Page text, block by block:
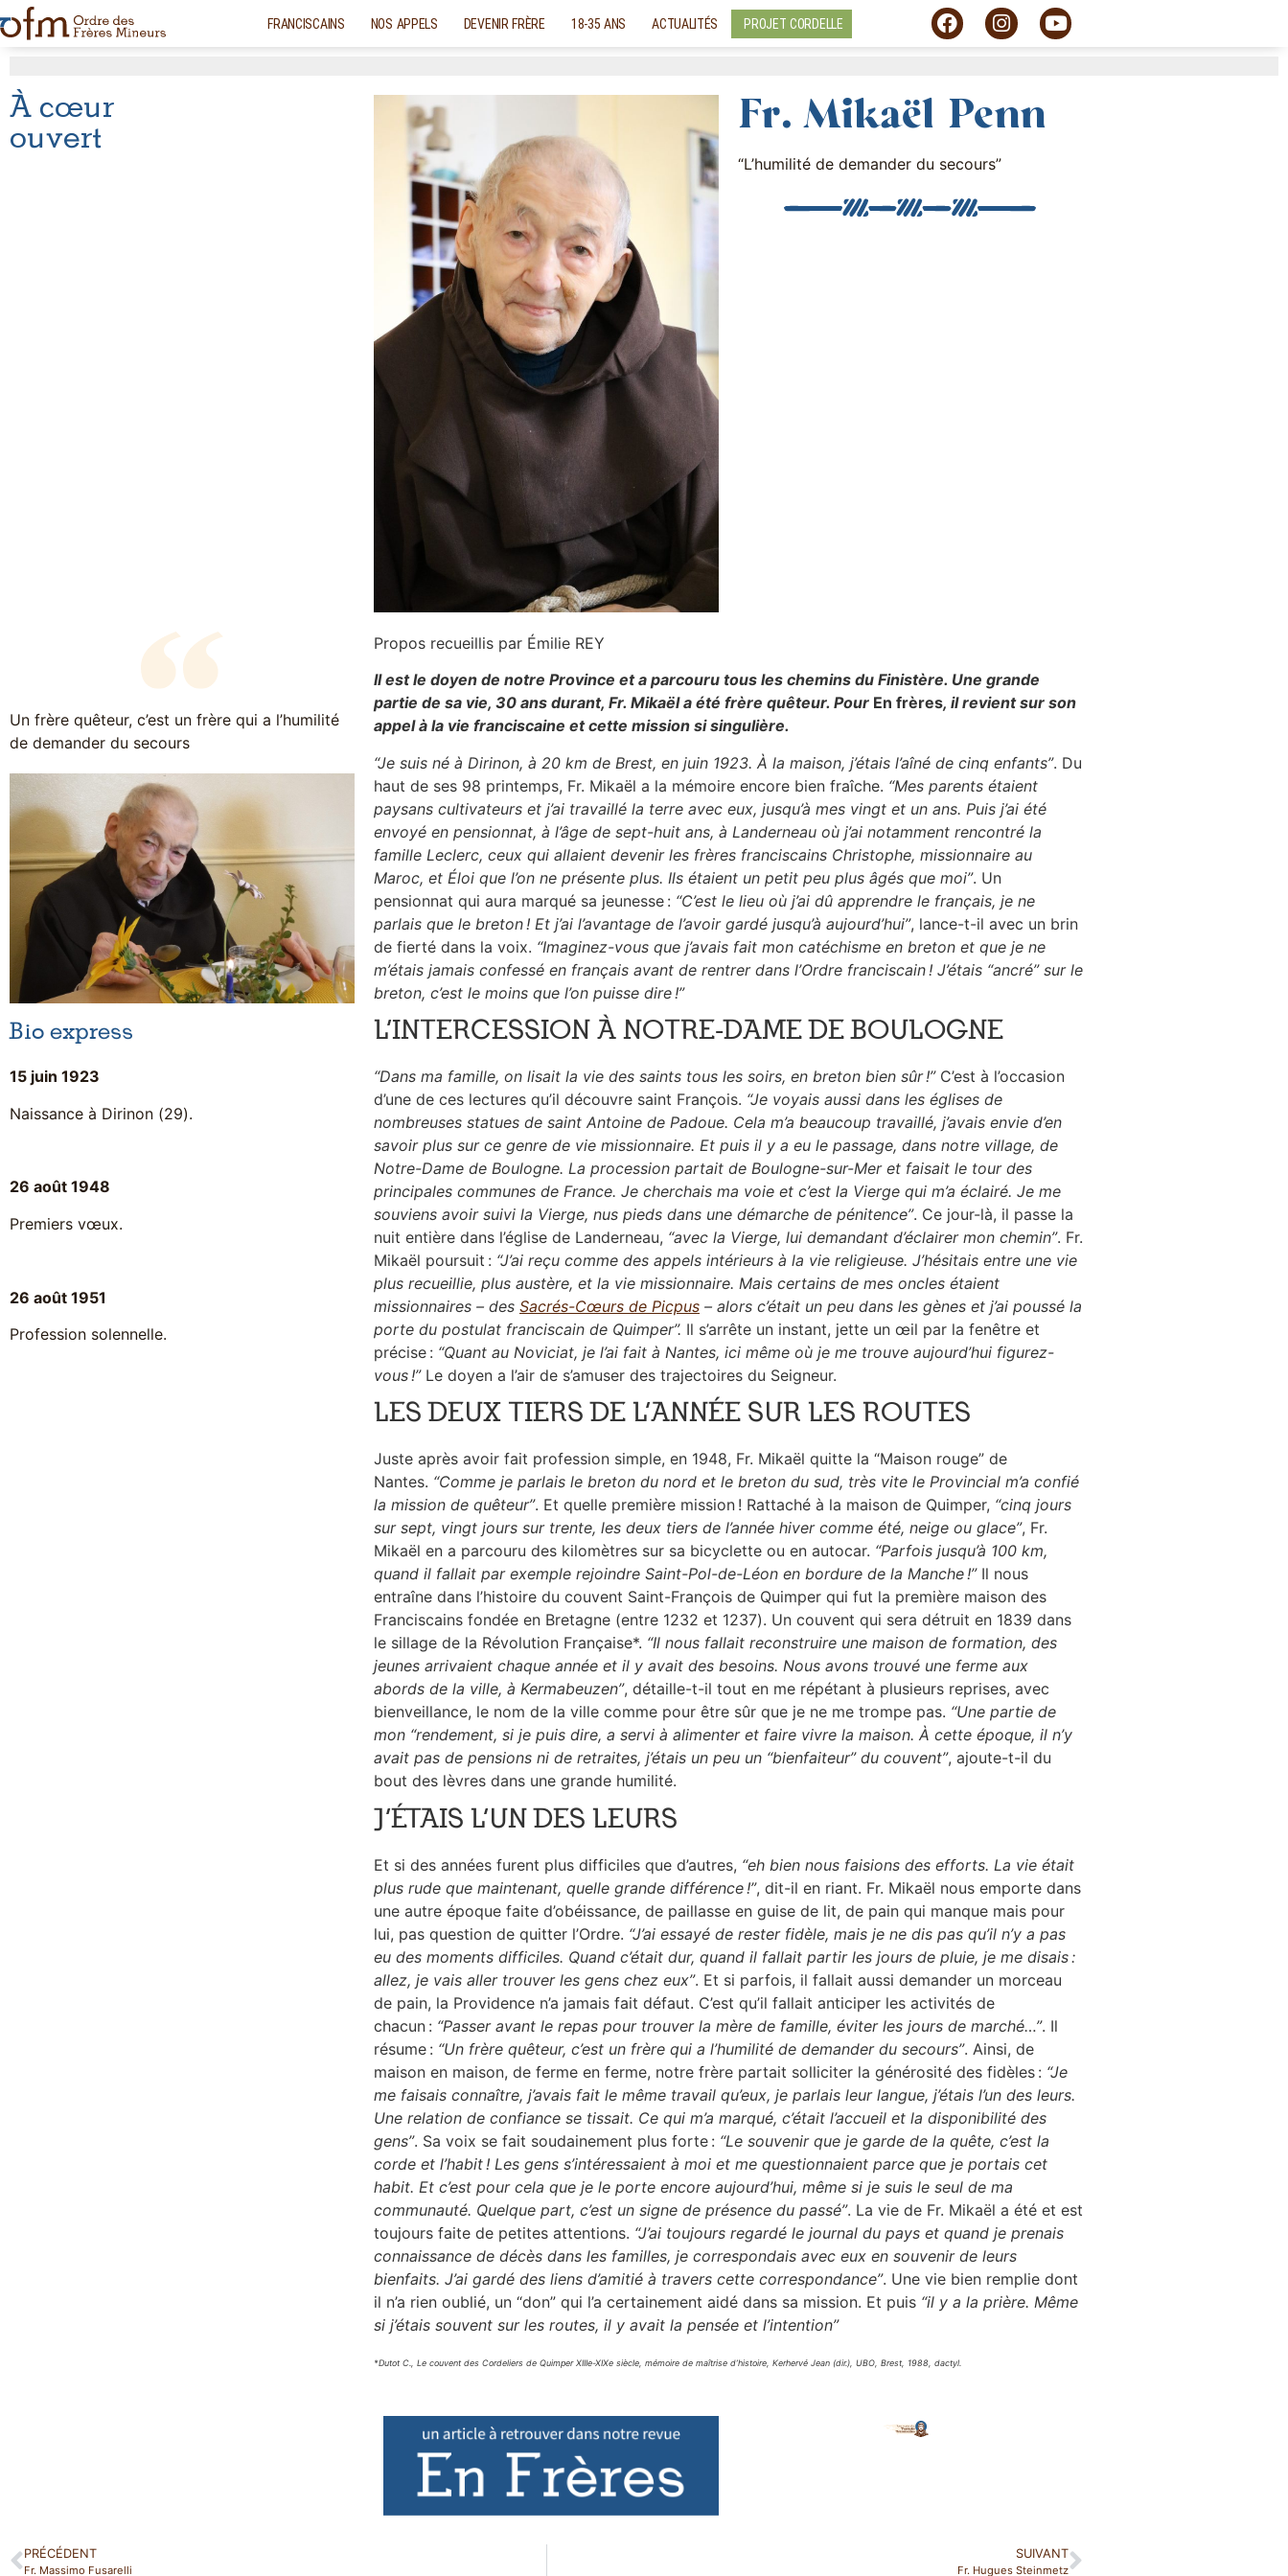
FRANCISCAINS NOS APPELS DEVENIR FRÈRE 18-35 ANS ACTUALITÉS PROJET CORDELLE
À cœur
ouvert
Fr. Mikaël Penn
“L’humilité de demander du secours”
Un frère quêteur, c’est un frère qui a l’humilité
de demander du secours
Bio express
15 juin 1923
Naissance à Dirinon (29).
26 août 1948
Premiers vœux.
26 août 1951
Profession solennelle.
Propos recueillis par Émilie REY
Il est le doyen de notre Province et a parcouru tous les chemins du Finistère. Une grande
partie de sa vie, 30 ans durant, Fr. Mikaël a été frère quêteur. PourEn frères, il revient sur son
appel à la vie franciscaine et cette mission si singulière.
“Je suis né à Dirinon, à 20 km de Brest, en juin 1923. À la maison, j’étais l’aîné de cinq enfants”. Du
haut de ses 98 printemps, Fr. Mikaël a la mémoire encore bien fraîche. “Mes parents étaient
paysans cultivateurs et j’ai travaillé la terre avec eux, jusqu’à mes vingt et un ans. Puis j’ai été
envoyé en pensionnat, à l’âge de sept-huit ans, à Landerneau où j’ai notamment rencontré la
famille Leclerc, ceux qui allaient devenir les frères franciscains Christophe, missionnaire au
Maroc, et Éloi que l’on ne présente plus. Ils étaient un petit peu plus âgés que moi”. Un
pensionnat qui aura marqué sa jeunesse : “C’est le lieu où j’ai dû apprendre le français, je ne
parlais que le breton ! Et j’ai l’avantage de l’avoir gardé jusqu’à aujourd’hui”, lance-t-il avec un brin
de fierté dans la voix. “Imaginez-vous que j’avais fait mon catéchisme en breton et que je ne
m’étais jamais confessé en français avant de rentrer dans l’Ordre franciscain ! J’étais “ancré” sur le
breton, c’est le moins que l’on puisse dire !”
L’INTERCESSION À NOTRE-DAME DE BOULOGNE
“Dans ma famille, on lisait la vie des saints tous les soirs, en breton bien sûr !”C’est à l’occasion
d’une de ces lectures qu’il découvre saint François. “Je voyais aussi dans les églises de
nombreuses statues de saint Antoine de Padoue. Cela m’a beaucoup travaillé, j’avais envie d’en
savoir plus sur ce genre de vie missionnaire. Et puis il y a eu le passage, dans notre village, de
Notre-Dame de Boulogne. La procession partait de Boulogne-sur-Mer et faisait le tour des
principales communes de France. Je cherchais ma voie et c’est la Vierge qui m’a éclairé. Je me
souviens avoir suivi la Vierge, nus pieds dans une démarche de pénitence”. Ce jour-là, il passe la
nuit entière dans l’église de Landerneau, “avec la Vierge, lui demandant d’éclairer mon chemin”. Fr.
Mikaël poursuit : “J’ai reçu comme des appels intérieurs à la vie religieuse. J’hésitais entre une vie
plus recueillie, plus austère, et la vie missionnaire. Mais certains de mes oncles étaient
missionnaires – des Sacrés-Cœurs de Picpus– alors c’était un peu dans les gènes et j’ai poussé la
porte du postulat franciscain de Quimper”. Il s’arrête un instant, jette un œil par la fenêtre et
précise : “Quant au Noviciat, je l’ai fait à Nantes, ici même où je me trouve aujourd’hui figurez-
vous !”Le doyen a l’air de s’amuser des trajectoires du Seigneur.
LES DEUX TIERS DE L’ANNÉE SUR LES ROUTES
Juste après avoir fait profession simple, en 1948, Fr. Mikaël quitte la “Maison rouge” de
Nantes. “Comme je parlais le breton du nord et le breton du sud, très vite le Provincial m’a confié
la mission de quêteur”. Et quelle première mission ! Rattaché à la maison de Quimper, “cinq jours
sur sept, vingt jours sur trente, les deux tiers de l’année hiver comme été, neige ou glace”, Fr.
Mikaël en a parcouru des kilomètres sur sa bicyclette ou en autocar. “Parfois jusqu’à 100 km,
quand il fallait par exemple rejoindre Saint-Pol-de-Léon en bordure de la Manche !”Il nous
entraîne dans l’histoire du couvent Saint-François de Quimper qui fut la première maison des
Franciscains fondée en Bretagne (entre 1232 et 1237). Un couvent qui sera détruit en 1839 dans
le sillage de la Révolution Française*. “Il nous fallait reconstruire une maison de formation, des
jeunes arrivaient chaque année et il y avait des besoins. Nous avons trouvé une ferme aux
abords de la ville, à Kermabeuzen”, détaille-t-il tout en me répétant à plusieurs reprises, avec
bienveillance, le nom de la ville comme pour être sûr que je ne me trompe pas. “Une partie de
mon “rendement, si je puis dire, a servi à alimenter et faire vivre la maison. À cette époque, il n’y
avait pas de pensions ni de retraites, j’étais un peu un “bienfaiteur” du couvent”, ajoute-t-il du
bout des lèvres dans une grande humilité.
J’ÉTAIS L’UN DES LEURS
Et si des années furent plus difficiles que d’autres, “eh bien nous faisions des efforts. La vie était
plus rude que maintenant, quelle grande différence !”, dit-il en riant. Fr. Mikaël nous emporte dans
une autre époque faite d’obéissance, de paillasse en guise de lit, de pain qui manque mais pour
lui, pas question de quitter l’Ordre. “J’ai essayé de rester fidèle, mais je ne dis pas qu’il n’y a pas
eu des moments difficiles. Quand c’était dur, quand il fallait partir les jours de pluie, je me disais :
allez, je vais aller trouver les gens chez eux”. Et si parfois, il fallait aussi demander un morceau
de pain, la Providence n’a jamais fait défaut. C’est qu’il fallait anticiper les activités de
chacun : “Passer avant le repas pour trouver la mère de famille, éviter les jours de marché…”. Il
résume : “Un frère quêteur, c’est un frère qui a l’humilité de demander du secours”. Ainsi, de
maison en maison, de ferme en ferme, notre frère partait solliciter la générosité des fidèles : “Je
me faisais connaître, j’avais fait le même travail qu’eux, je parlais leur langue, j’étais l’un des leurs.
Une relation de confiance se tissait. Ce qui m’a marqué, c’était l’accueil et la disponibilité des
gens”. Sa voix se fait soudainement plus forte : “Le souvenir que je garde de la quête, c’est la
corde et l’habit ! Les gens s’intéressaient à moi et me questionnaient parce que je portais cet
habit. Et c’est pour cela que je le porte encore aujourd’hui, même si je suis le seul de ma
communauté. Quelque part, c’est un signe de présence du passé”. La vie de Fr. Mikaël a été et est
toujours faite de petites attentions. “J’ai toujours regardé le journal du pays et quand je prenais
connaissance de décès dans les familles, je correspondais avec eux en souvenir de leurs
bienfaits. J’ai gardé des liens d’amitié à travers cette correspondance”. Une vie bien remplie dont
il n’a rien oublié, un “don” qui l’a certainement aidé dans sa mission. Et puis “il y a la prière. Même
si j’étais souvent sur les routes, il y avait la pensée et l’intention”
*Dutot C., Le couvent des Cordeliers de Quimper XIIIe-XIXe siècle, mémoire de maîtrise d’histoire, Kerhervé Jean (dir.), UBO, Brest, 1988, dactyl.
PRÉCÉDENT
Fr. Massimo Fusarelli
SUIVANT
Fr. Hugues Steinmetz